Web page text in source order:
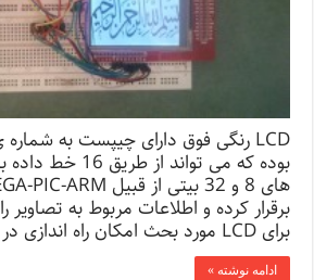
بوده که می تواند
برقرار کرده و اطلاعات مربوط به تصاویر
برای LCD مورد بحث امکان راه اندازی در …
ادامه نوشته »